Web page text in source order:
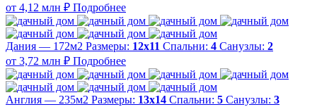
от 4,12 млн ₽ Подробнее
Дания — 172м2 Размеры: 12х11 Спальни: 4 Санузлы: 2
от 3,72 млн ₽ Подробнее
Англия — 235м2 Размеры: 13х14 Спальни: 5 Санузлы: 3